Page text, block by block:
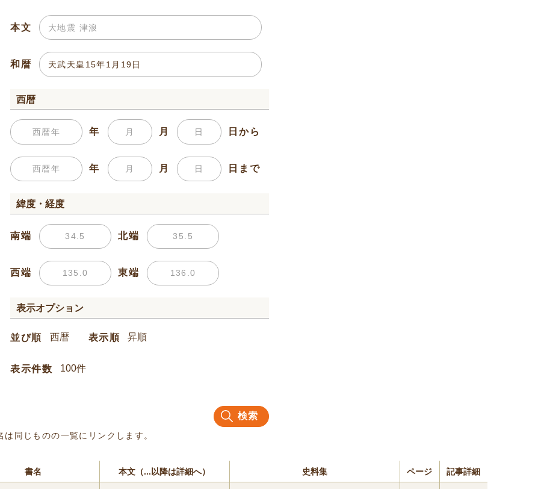
本文
和暦
西暦
年 月 日から
年 月 日まで
緯度・経度
南端 北端
西端 東端
表示オプション
並び順 表示順
表示件数
検索
同じものの一覧にリンクします。
書名 本文（...以降は詳細へ） 史料集 ページ 記事詳細